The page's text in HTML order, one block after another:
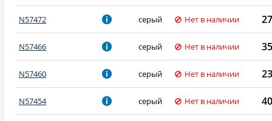
N57472 серый Нет в наличии
N57466 серый Нет в наличии
N57460 серый Нет в наличии
N57454 серый Нет в наличии